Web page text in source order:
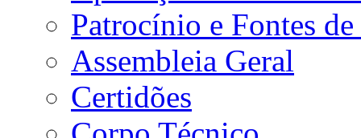
Patrocínio e Fontes de
Assembleia Geral
Certidões